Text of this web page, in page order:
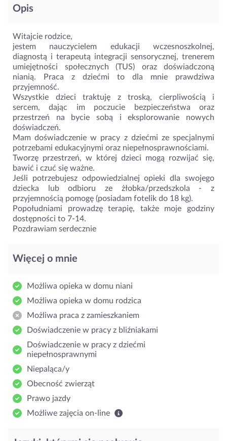
Opis
Witajcie rodzice,
jestem nauczycielem edukacji wczesnoszkolnej,
diagnostą i terapeutą integracji sensorycznej, trenerem
umiejętności społecznych (TUS) oraz doświadczoną
nianią. Praca z dziećmi to dla mnie prawdziwa
przyjemność.
Wszystkie dzieci traktuję z troską, cierpliwością i
sercem, dając im poczucie bezpieczeństwa oraz
przestrzeń na bycie sobą i eksplorowanie nowych
doświadczeń.
Mam doświadczenie w pracy z dziećmi ze specjalnymi
potrzebami edukacyjnymi oraz niepełnosprawnościami.
Tworzę przestrzeń, w której dzieci mogą rozwijać się,
bawić i czuć się ważne.
Jeśli potrzebujesz odpowiedzialnej opieki dla swojego
dziecka lub odbioru ze żłobka/przedszkola - z
przyjemnością pomogę (posiadam fotelik do 18 kg).
Popołudniami prowadzę terapię, także moje godziny
dostępności to 7-14.
Pozdrawiam serdecznie
Więcej o mnie
Możliwa opieka w domu niani
Możliwa opieka w domu rodzica
Możliwa praca z zamieszkaniem
Doświadczenie w pracy z bliźniakami
Doświadczenie w pracy z dziećmi
niepełnosprawnymi
Niepaląca/y
Obecność zwierząt
Prawo jazdy
Możliwe zajęcia on-line